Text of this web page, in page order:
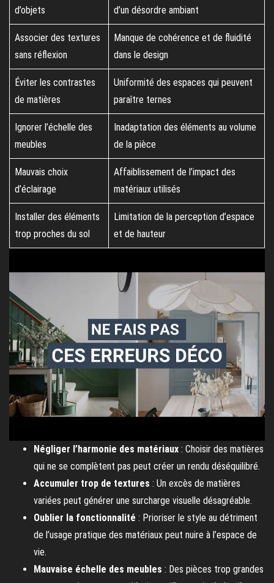
d’objets
d’un désordre ambiant
Associer des textures
sans réflexion
Manque de cohérence et de fluidité
dans le design
Éviter les contrastes
de matières
Uniformité des espaces qui peuvent
paraître ternes
Ignorer l’échelle des
meubles
Inadaptation des éléments au volume
de la pièce
Mauvais choix
d’éclairage
Affaiblissement de l’impact des
matériaux utilisés
Installer des éléments
trop proches du sol
Limitation de la perception d’espace
et de hauteur
Négliger l’harmonie des matériaux : Choisir des matières
qui ne se complètent pas peut créer un rendu déséquilibré.
Accumuler trop de textures : Un excès de matières
variées peut générer une surcharge visuelle désagréable.
Oublier la fonctionnalité : Prioriser le style au détriment
de l’usage pratique des matériaux peut nuire à l’espace de
vie.
Mauvaise échelle des meubles : Des pièces trop grandes